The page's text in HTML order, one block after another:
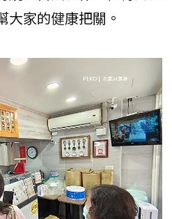
大家的健康把關。